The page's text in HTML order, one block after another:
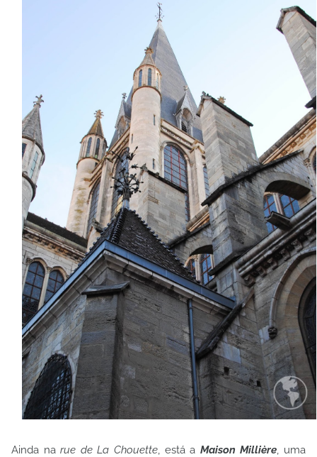
Ainda narue de La Chouette, está a Maison Millière, uma